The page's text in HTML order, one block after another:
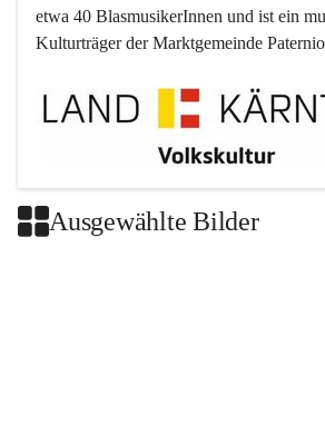
etwa 40 BlasmusikerInnen und ist ein
Kulturträger der Marktgemeinde
Ausgewählte Bilder